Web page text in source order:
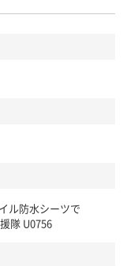
ル防水シーツで
隊 U0756